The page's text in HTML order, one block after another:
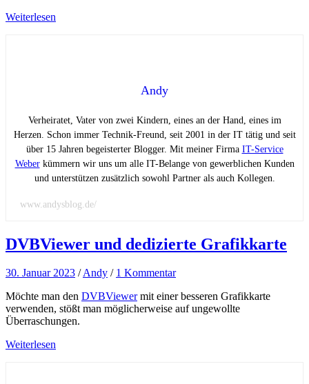
Weiterlesen
Andy
Verheiratet, Vater von zwei Kindern, eines an der Hand, eines im
Herzen. Schon immer Technik-Freund, seit 2001 in der IT tätig und seit
über 15 Jahren begeisterter Blogger. Mit meiner Firma IT-Service
Weberkümmern wir uns um alle IT-Belange von gewerblichen Kunden
und unterstützen zusätzlich sowohl Partner als auch Kollegen.
www.andysblog.de/
DVBViewer und dedizierte Grafikkarte
30. Januar 2023 /Andy / 1 Kommentar
Möchte man den DVBViewermit einer besseren Grafikkarte
verwenden, stößt man möglicherweise auf ungewollte
Überraschungen.
Weiterlesen